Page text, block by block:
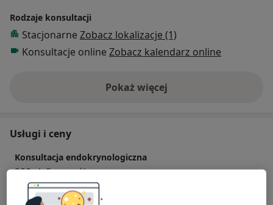
Rodzaje konsultacji
Stacjonarne Zobacz lokalizacje (1)
Konsultacje online Zobacz kalendarz online
Pokaż więcejo doświadczeniu
Usługi i ceny
Konsultacja endokrynologiczna
200 zł Szczegóły